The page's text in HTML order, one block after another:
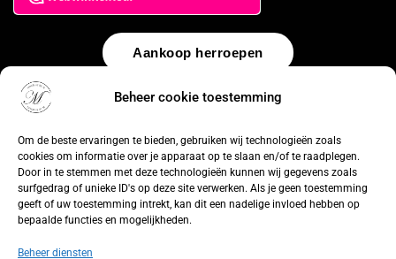
Beheer cookie toestemming
Om de beste ervaringen te bieden, gebruiken wij technologieën zoals
cookies om informatie over je apparaat op te slaan en/of te raadplegen.
Door in te stemmen met deze technologieën kunnen wij gegevens zoals
surfgedrag of unieke ID's op deze site verwerken. Als je geen toestemming
geeft of uw toestemming intrekt, kan dit een nadelige invloed hebben op
bepaalde functies en mogelijkheden.
Beheer diensten
Aankoop herroepen
© 2026 by WebUnlimited–Algemene voorwaarden